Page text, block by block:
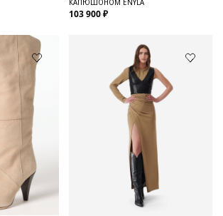
103 900 ₽